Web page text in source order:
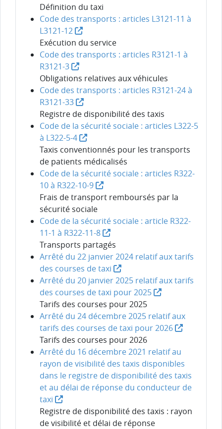
Définition du taxi
Code des transports : articles L3121-11 à
L3121-12
Exécution du service
Code des transports : articles R3121-1 à
R3121-3
Obligations relatives aux véhicules
Code des transports : articles R3121-24 à
R3121-33
Registre de disponibilité des taxis
Code de la sécurité sociale : articles L322-5
à L322-5-4
Taxis conventionnés pour les transports
de patients médicalisés
Code de la sécurité sociale : articles R322-
10 à R322-10-9
Frais de transport remboursés par la
sécurité sociale
Code de la sécurité sociale : article R322-
11-1 à R322-11-8
Transports partagés
Arrêté du 22 janvier 2024 relatif aux tarifs
des courses de taxi
Arrêté du 20 janvier 2025 relatif aux tarifs
des courses de taxi pour 2025
Tarifs des courses pour 2025
Arrêté du 24 décembre 2025 relatif aux
tarifs des courses de taxi pour 2026
Tarifs des courses pour 2026
Arrêté du 16 décembre 2021 relatif au
rayon de visibilité des taxis disponibles
dans le registre de disponibilité des taxis
et au délai de réponse du conducteur de
taxi
Registre de disponibilité des taxis : rayon
de visibilité et délai de réponse